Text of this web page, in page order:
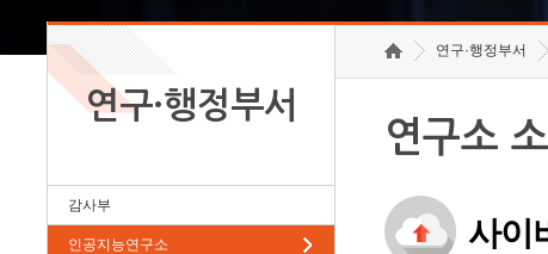
연구·행정부서
감사부
인공지능연구소
연구·행정부서
연구소
사이